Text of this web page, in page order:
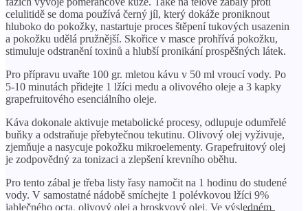
celulitidě se doma používá černý jíl, který dokáže proniknout
hluboko do pokožky, nastartuje proces štěpení tukových usazenin
a pokožku udělá pružnější. Skořice v masce prohřívá pokožku,
stimuluje odstranění toxinů a hlubší pronikání prospěšných látek.
Pro přípravu uvařte 100 gr. mletou kávu v 50 ml vroucí vody. Po
5-10 minutách přidejte 1 lžíci medu a olivového oleje a 3 kapky
grapefruitového esenciálního oleje.
Káva dokonale aktivuje metabolické procesy, odlupuje odumřelé
buňky a odstraňuje přebytečnou tekutinu. Olivový olej vyživuje,
zjemňuje a nasycuje pokožku mikroelementy. Grapefruitový olej
je zodpovědný za tonizaci a zlepšení krevního oběhu.
Pro tento zábal je třeba listy řasy namočit na 1 hodinu do studené
vody. V samostatné nádobě smíchejte 1 polévkovou lžíci 9%
jablečného octa, olivový olej a broskvový olej. Ve výsledném